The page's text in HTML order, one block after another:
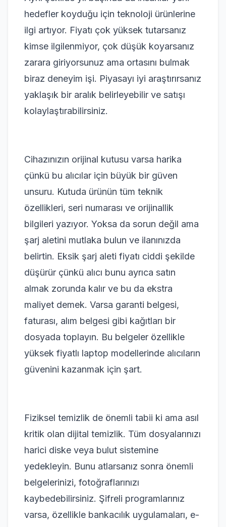
hedefler koyduğu için teknoloji ürünlerine
ilgi artıyor. Fiyatı çok yüksek tutarsanız
kimse ilgilenmiyor, çok düşük koyarsanız
zarara giriyorsunuz ama ortasını bulmak
biraz deneyim işi. Piyasayı iyi araştırırsanız
yaklaşık bir aralık belirleyebilir ve satışı
kolaylaştırabilirsiniz.
Cihazınızın orijinal kutusu varsa harika
çünkü bu alıcılar için büyük bir güven
unsuru. Kutuda ürünün tüm teknik
özellikleri, seri numarası ve orijinallik
bilgileri yazıyor. Yoksa da sorun değil ama
şarj aletini mutlaka bulun ve ilanınızda
belirtin. Eksik şarj aleti fiyatı ciddi şekilde
düşürür çünkü alıcı bunu ayrıca satın
almak zorunda kalır ve bu da ekstra
maliyet demek. Varsa garanti belgesi,
faturası, alım belgesi gibi kağıtları bir
dosyada toplayın. Bu belgeler özellikle
yüksek fiyatlı laptop modellerinde alıcıların
güvenini kazanmak için şart.
Fiziksel temizlik de önemli tabii ki ama asıl
kritik olan dijital temizlik. Tüm dosyalarınızı
harici diske veya bulut sistemine
yedekleyin. Bunu atlarsanız sonra önemli
belgelerinizi, fotoğraflarınızı
kaybedebilirsiniz. Şifreli programlarınız
varsa, özellikle bankacılık uygulamaları, e-